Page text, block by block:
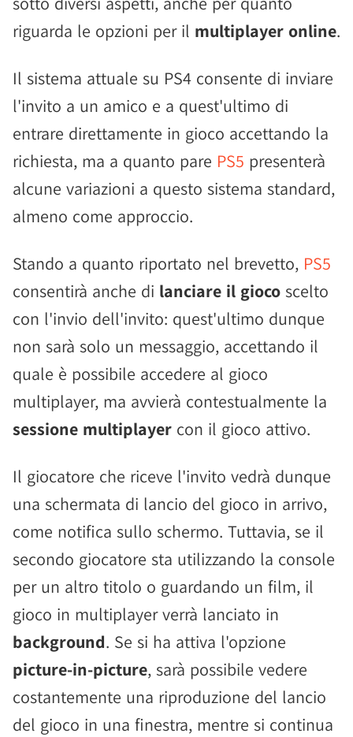
riguarda le opzioni per il multiplayer online.
Il sistema attuale su PS4 consente di inviare
l'invito a un amico e a quest'ultimo di
entrare direttamente in gioco accettando la
richiesta, ma a quanto pare PS5 presenterà
alcune variazioni a questo sistema standard,
almeno come approccio.
Stando a quanto riportato nel brevetto, PS5
consentirà anche di lanciare il gioco scelto
con l'invio dell'invito: quest'ultimo dunque
non sarà solo un messaggio, accettando il
quale è possibile accedere al gioco
multiplayer, ma avvierà contestualmente la
sessione multiplayer con il gioco attivo.
Il giocatore che riceve l'invito vedrà dunque
una schermata di lancio del gioco in arrivo,
come notifica sullo schermo. Tuttavia, se il
secondo giocatore sta utilizzando la console
per un altro titolo o guardando un film, il
gioco in multiplayer verrà lanciato in
background. Se si ha attiva l'opzione
picture-in-picture, sarà possibile vedere
costantemente una riproduzione del lancio
del gioco in una finestra, mentre si continua